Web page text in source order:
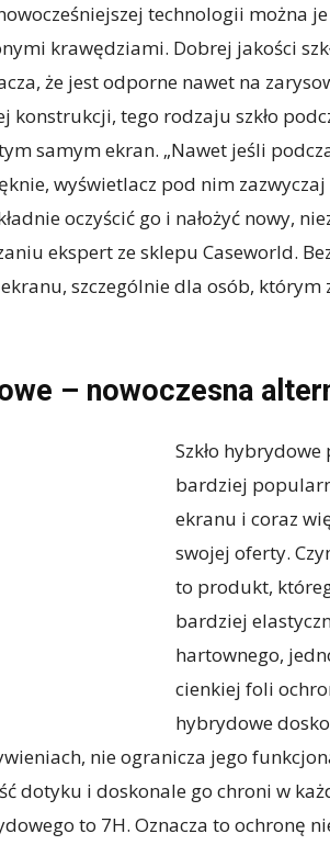
technologii można
krawędziami. Dobrej jakości
że jest odporne nawet na
konstrukcji, tego rodzaju szkło
samym ekran. „Nawet jeśli
wyświetlacz pod nim
oczyścić go i nałożyć nowy,
ekspert ze sklepu Caseworld.
szczególnie dla osób,
– nowoczesna
Szkło
bardziej
ekranu i coraz
swojej oferty.
to produkt,
bardziej
hartownego,
cienkiej foli
hybrydowe
nie ogranicza jego
dotyku i doskonale go chroni w
to 7H. Oznacza to ochronę